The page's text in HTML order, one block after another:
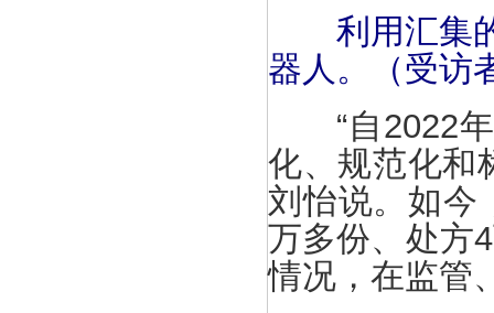
利用汇集
器人。（受访
“自2022年
化、规范化和
刘怡说。如今
万多份、处方
情况，在监管